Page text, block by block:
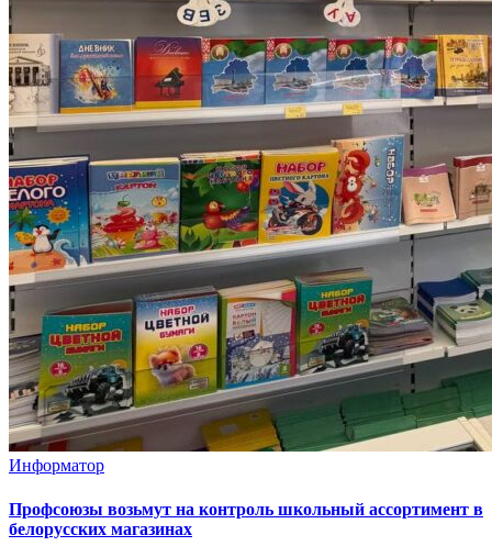
Информатор
Профсоюзы возьмут на контроль школьный ассортимент в
белорусских магазинах